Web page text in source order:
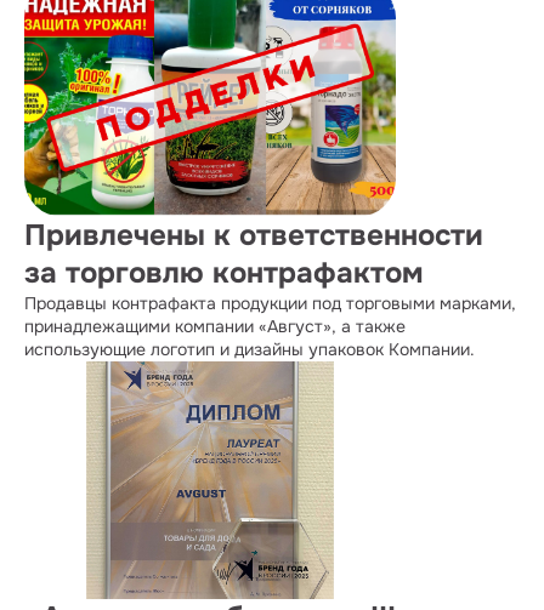
Привлечены к ответственности
за торговлю контрафактом
Продавцы контрафакта продукции под торговыми марками,
принадлежащими компании «Август», а также
использующие логотип и дизайны упаковок Компании.